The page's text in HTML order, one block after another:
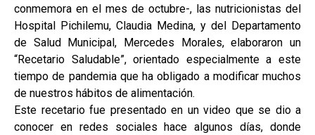
conmemora en el mes de octubre-, las nutricionistas del
Hospital Pichilemu, Claudia Medina, y del Departamento
de Salud Municipal, Mercedes Morales, elaboraron un
“Recetario Saludable”, orientado especialmente a este
tiempo de pandemia que ha obligado a modificar muchos
de nuestros hábitos de alimentación.
Este recetario fue presentado en un video que se dio a
conocer en redes sociales hace algunos días, donde